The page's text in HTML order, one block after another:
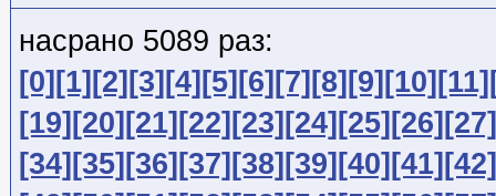
насрано 5089 раз:
[0] [1] [2] [3] [4] [5] [6] [7] [8] [9] [10] [11]
[19] [20] [21] [22] [23] [24] [25] [26] [27]
[34] [35] [36] [37] [38] [39] [40] [41] [42]